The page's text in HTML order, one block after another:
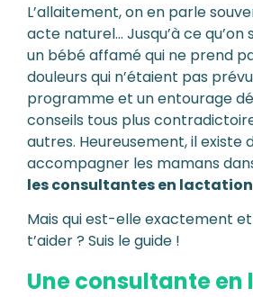
L’allaitement, on en parle
acte naturel… Jusqu’à ce
un bébé affamé qui ne prend
douleurs qui n’étaient pas
programme et un entourage
conseils tous plus
autres. Heureusement, il existe
accompagner les mamans
les consultantes en lactation
Mais qui est-elle exactement
t’aider ? Suis le guide !
Une consultante